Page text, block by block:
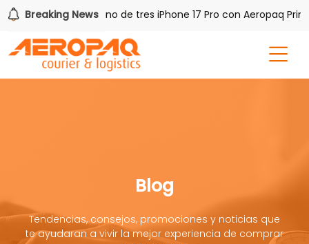
Breaking News
Gana uno de tres iPhone 17 Pro con Aeropaq Prime
Blog
Tendencias, consejos, promociones y noticias que
te ayudaran a vivir la mejor experiencia de comprar